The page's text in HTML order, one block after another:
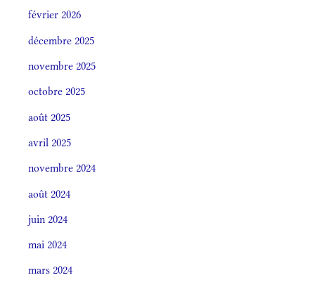
février 2026
décembre 2025
novembre 2025
octobre 2025
août 2025
avril 2025
novembre 2024
août 2024
juin 2024
mai 2024
mars 2024